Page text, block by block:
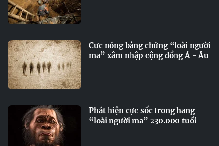
Cực nóng bằng chứng “loài người
ma” xâm nhập cộng đồng Á - Âu
Phát hiện cực sốc trong hang
“loài người ma” 230.000 tuổi